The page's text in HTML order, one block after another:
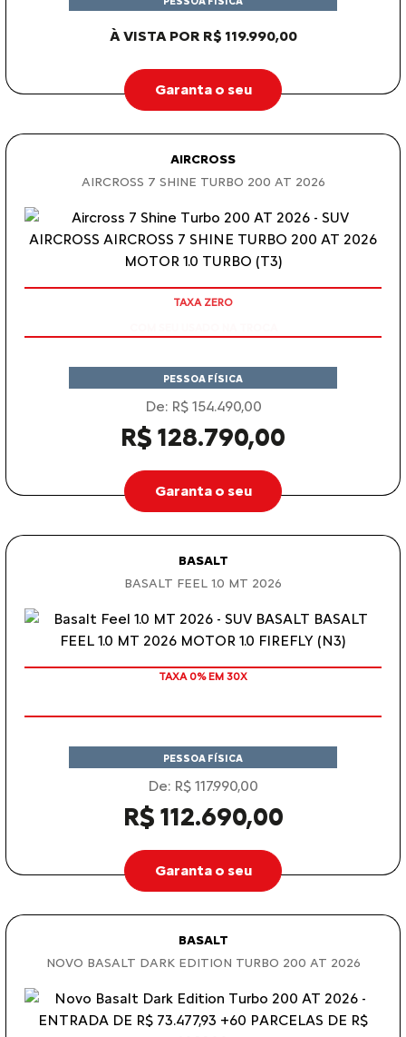
À VISTA POR R$ 119.990,00
Garanta o seu
AIRCROSS
AIRCROSS 7 SHINE TURBO 200 AT 2026
COM SEU USADO NA TROCA
PESSOA FÍSICA
De: R$ 154.490,00
R$ 128.790,00
Garanta o seu
BASALT
BASALT FEEL 1.0 MT 2026
TAXA 0% EM 30X
PESSOA FÍSICA
De: R$ 117.990,00
R$ 112.690,00
Garanta o seu
BASALT
NOVO BASALT DARK EDITION TURBO 200 AT 2026